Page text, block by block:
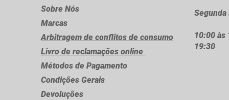
Sobre Nós
Marcas
Arbitragem de conflitos de consumo
Livro de reclamações online
Métodos de Pagamento
Condições Gerais
Devoluções
Segunda
10:00 às
19:30